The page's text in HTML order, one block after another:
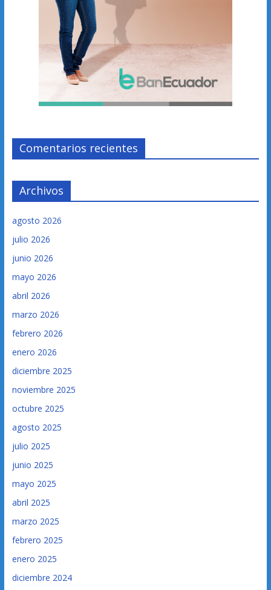
Comentarios recientes
Archivos
agosto 2026
julio 2026
junio 2026
mayo 2026
abril 2026
marzo 2026
febrero 2026
enero 2026
diciembre 2025
noviembre 2025
octubre 2025
agosto 2025
julio 2025
junio 2025
mayo 2025
abril 2025
marzo 2025
febrero 2025
enero 2025
diciembre 2024